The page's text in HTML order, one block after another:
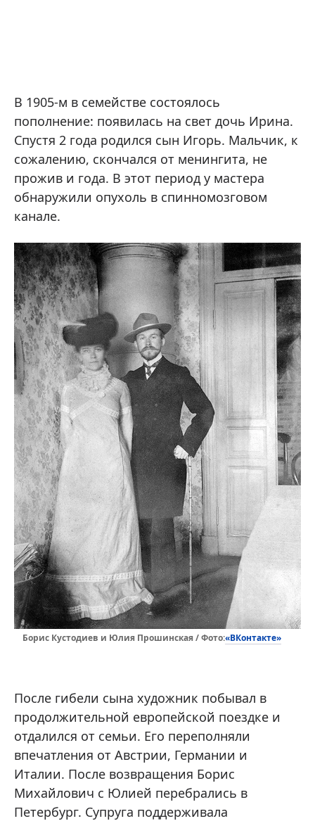
В 1905-м в семействе состоялось
пополнение: появилась на свет дочь Ирина.
Спустя 2 года родился сын Игорь. Мальчик, к
сожалению, скончался от менингита, не
прожив и года. В этот период у мастера
обнаружили опухоль в спинномозговом
канале.
Борис Кустодиев и Юлия Прошинская / Фото:«ВКонтакте»
После гибели сына художник побывал в
продолжительной европейской поездке и
отдалился от семьи. Его переполняли
впечатления от Австрии, Германии и
Италии. После возвращения Борис
Михайлович с Юлией перебрались в
Петербург. Супруга поддерживала